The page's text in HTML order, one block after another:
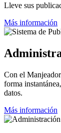
Lleve sus
Más información
Con el
forma
datos.
Más información